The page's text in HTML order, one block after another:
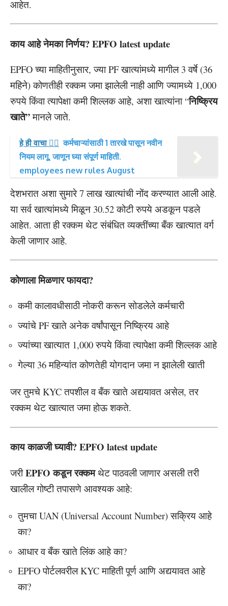
आहेत.
काय आहे नेमका निर्णय? EPFO latest update
EPFO च्या माहितीनुसार, ज्या PF खात्यांमध्ये मागील 3 वर्षे (36
महिने) कोणतीही रक्कम जमा झालेली नाही आणि ज्यामध्ये 1,000
रुपये किंवा त्यापेक्षा कमी शिल्लक आहे, अशा खात्यांना “निष्क्रिय
खाते”मानले जाते.
हे ही वाचा 👉🏻 कर्मचाऱ्यांसाठी 1 तारखे पासून नवीन
नियम लागू, जाणून घ्या संपूर्ण माहिती.
employees new rules August
देशभरात अशा सुमारे 7 लाख खात्यांची नोंद करण्यात आली आहे.
या सर्व खात्यांमध्ये मिळून 30.52 कोटी रुपये अडकून पडले
आहेत. आता ही रक्कम थेट संबंधित व्यक्तींच्या बँक खात्यात वर्ग
केली जाणार आहे.
कोणाला मिळणार फायदा?
कमी कालावधीसाठी नोकरी करून सोडलेले कर्मचारी
ज्यांचे PF खाते अनेक वर्षांपासून निष्क्रिय आहे
ज्यांच्या खात्यात 1,000 रुपये किंवा त्यापेक्षा कमी शिल्लक आहे
गेल्या 36 महिन्यांत कोणतेही योगदान जमा न झालेली खाती
जर तुमचे KYC तपशील व बँक खाते अद्ययावत असेल, तर
रक्कम थेट खात्यात जमा होऊ शकते.
काय काळजी घ्यावी? EPFO latest update
जरीEPFO कडून रक्कमथेट पाठवली जाणार असली तरी
खालील गोष्टी तपासणे आवश्यक आहे:
तुमचा UAN (Universal Account Number) सक्रिय आहे
का?
आधार व बँक खाते लिंक आहे का?
EPFO पोर्टलवरील KYC माहिती पूर्ण आणि अद्ययावत आहे
का?